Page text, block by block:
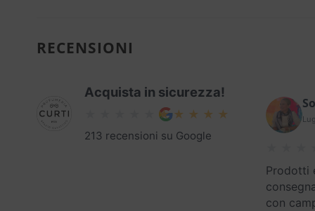
RECENSIONI
Acquista in sicurezza!
213 recensioni su Google
Prodotti
con